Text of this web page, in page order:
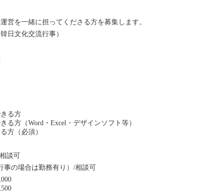
営を一緒に担ってくださる方を募集します。
日文化交流行事）
る方
る方（Word・Excel・デザインソフト等）
方（必須）
談可
事の場合は勤務有り）/相談可